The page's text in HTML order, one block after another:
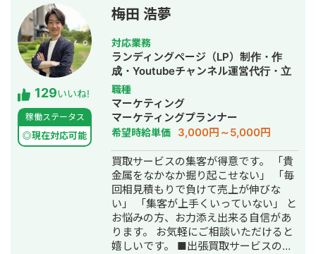
得意としており、要件定義、設計、実
装、本番リリース、運用改善まで一貫
して対応しています。 特に、仕様が複
雑な業務システムや、要件がまだ固ま
りきっていない新規開発において、事
業目的を整理しながら、正確にスピー
ド感を持って形にしていくことを強み
としています。 いまはスタートアップ
案件にてAIエージェント開発にも携わ
っており、AI活用した業務効率化、新
機能開発、既存プロダクトへのAI機能
の組み込みなどにも対応しています。
単純に言われたものを作るだけではな
く、事業として使える形に落とし込む
ことを重視し、開発の初期段階からリ
リース後の運用まで伴走しています。
129いいね!
稼働ステータス
◎現在対応可能
梅田 浩夢
対応業務
ランディングページ（LP）制作・作
成・Youtubeチャンネル運営代行・立
ち上げ・SEO対策・SNS運用代行・記
事作成代行・ライティング・ホームペ
ージ制作・作成・リスティング広告運
用代行・オウンドメディア制作・構
築・運用代行
職種
マーケティング
マーケティングプランナー
希望時給単価 3,000円～5,000円
買取サービスの集客が得意です。 「貴
金属をなかなか掘り起こせない」 「毎
回相見積もりで負けて売上が伸びな
い」 「集客が上手くいっていない」 と
お悩みの方、お力添え出来る自信があ
ります。 お気軽にご相談いただけると
嬉しいです。 ■出張買取サービスの集